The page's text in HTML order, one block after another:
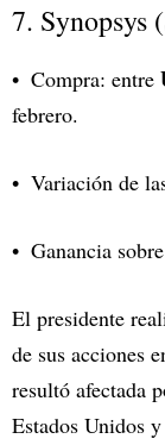
7. Synopsys
Compra: entre
febrero.
Variación de
Ganancia
El presidente
de sus acciones
resultó afectada
Estados Unidos